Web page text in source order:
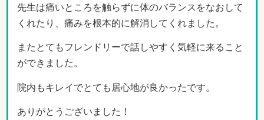
先生は痛いところを触らずに体のバランスをなおして
くれたり、痛みを根本的に解消してくれました。
またとてもフレンドリーで話しやすく気軽に来ること
ができました。
院内もキレイでとても居心地が良かったです。
ありがとうございました！